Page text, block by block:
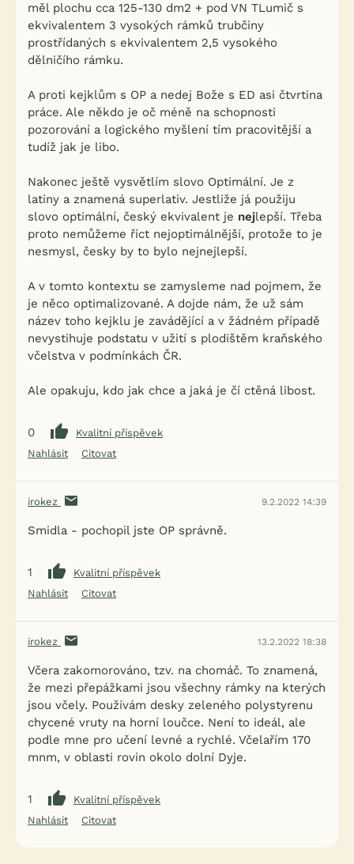
měl plochu cca 125-130 dm2 + pod VN TLumič s
ekvivalentem 3 vysokých rámků trubčiny
prostřídaných s ekvivalentem 2,5 vysokého
dělničího rámku.
A proti kejklům s OP a nedej Bože s ED asi čtvrtina
práce. Ale někdo je oč méně na schopnosti
pozorování a logického myšlení tím pracovitější a
tudíž jak je libo.
Nakonec ještě vysvětlím slovo Optimální. Je z
latiny a znamená superlativ. Jestliže já použiju
slovo optimální, český ekvivalent je nejlepší. Třeba
proto nemůžeme říct nejoptimálnější, protože to je
nesmysl, česky by to bylo nejnejlepší.
A v tomto kontextu se zamysleme nad pojmem, že
je něco optimalizované. A dojde nám, že už sám
název toho kejklu je zavádějící a v žádném případě
nevystihuje podstatu v užití s plodištěm kraňského
včelstva v podmínkách ČR.
Ale opakuju, kdo jak chce a jaká je čí ctěná libost.
0
Kvalitní příspěvek
Nahlásit
Citovat
irokez 9.2.2022 14:39
Smidla - pochopil jste OP správně.
1
Kvalitní příspěvek
Nahlásit
Citovat
irokez 13.2.2022 18:38
Včera zakomorováno, tzv. na chomáč. To znamená,
že mezi přepážkami jsou všechny rámky na kterých
jsou včely. Používám desky zeleného polystyrenu
chycené vruty na horní loučce. Není to ideál, ale
podle mne pro učení levné a rychlé. Včelařím 170
mnm, v oblasti rovin okolo dolní Dyje.
1
Kvalitní příspěvek
Nahlásit
Citovat